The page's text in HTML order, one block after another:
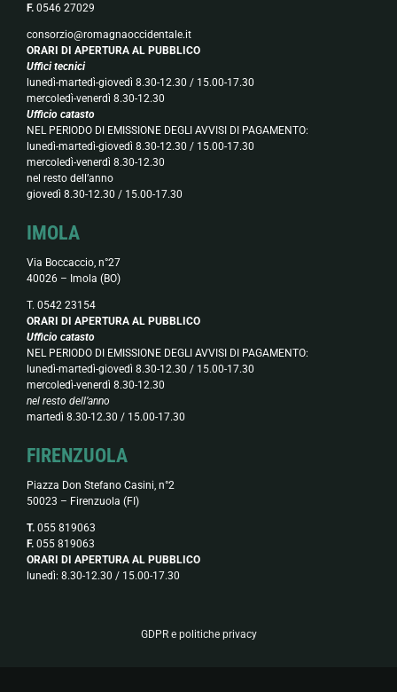
F.0546 27029
consorzio@romagnaoccidentale.it
ORARI DI APERTURA AL PUBBLICO
Uffici tecnici
lunedì-martedì-giovedì 8.30-12.30 / 15.00-17.30
mercoledì-venerdì 8.30-12.30
Ufficio catasto
NEL PERIODO DI EMISSIONE DEGLI AVVISI DI PAGAMENTO:
lunedì-martedì-giovedì 8.30-12.30 / 15.00-17.30
mercoledì-venerdì 8.30-12.30
nel resto dell’anno
giovedì 8.30-12.30 / 15.00-17.30
IMOLA
Via Boccaccio, n°27
40026 – Imola (BO)
T. 0542 23154
ORARI DI APERTURA AL PUBBLICO
Ufficio catasto
NEL PERIODO DI EMISSIONE DEGLI AVVISI DI PAGAMENTO:
lunedì-martedì-giovedì 8.30-12.30 / 15.00-17.30
mercoledì-venerdì 8.30-12.30
nel resto dell’anno
martedì 8.30-12.30 / 15.00-17.30
FIRENZUOLA
Piazza Don Stefano Casini, n°2
50023 – Firenzuola (FI)
T.055 819063
F.055 819063
ORARI DI APERTURA AL PUBBLICO
lunedì: 8.30-12.30 / 15.00-17.30
GDPR e politiche privacy